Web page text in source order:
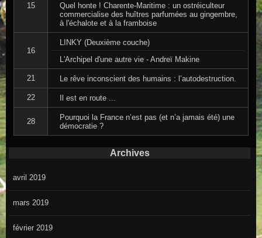
15
Quel honte ! Charente-Maritime : un ostréiculteur
commercialise des huîtres parfumées au gingembre,
à l'échalote et à la framboise
16
LINKY (Deuxième couche)
L'Archipel d'une autre vie - Andreï Makine
21 Le rêve inconscient des humains : l’autodestruction.
22 Il est en route ...
28
Pourquoi la France n’est pas (et n’a jamais été) une
démocratie ?
Archives
avril 2019
mars 2019
février 2019